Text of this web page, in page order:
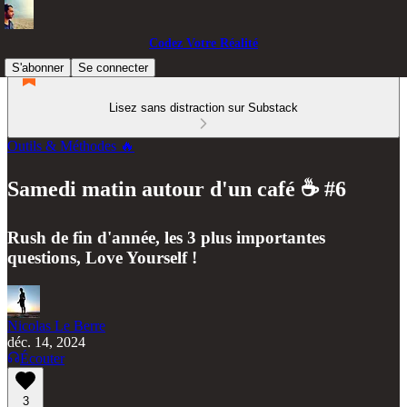
Codez Votre Réalité
S'abonner
Se connecter
Lisez sans distraction sur Substack
Outils & Méthodes 🔥
Samedi matin autour d'un café ☕️ #6
Rush de fin d'année, les 3 plus importantes
questions, Love Yourself !
Nicolas Le Berre
déc. 14, 2024
Écouter
3